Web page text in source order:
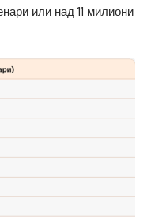
или над 11 милиони